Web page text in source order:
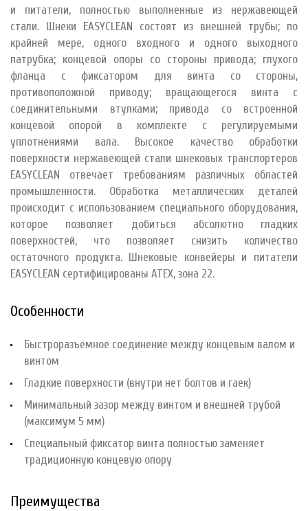
и питатели, полностью выполненные из нержавеющей
стали. Шнеки EASYCLEAN состоят из внешней трубы; по
крайней мере, одного входного и одного выходного
патрубка; концевой опоры со стороны привода; глухого
фланца с фиксатором для винта со стороны,
противоположной приводу; вращающегося винта с
соединительными втулками; привода со встроенной
концевой опорой в комплекте с регулируемыми
уплотнениями вала. Высокое качество обработки
поверхности нержавеющей стали шнековых транспортеров
EASYCLEAN отвечает требованиям различных областей
промышленности. Обработка металлических деталей
происходит с использованием специального оборудования,
которое позволяет добиться абсолютно гладких
поверхностей, что позволяет снизить количество
остаточного продукта. Шнековые конвейеры и питатели
EASYCLEAN сертифицированы АТЕХ, зона 22.
Особенности
Быстроразъемное соединение между концевым валом и
винтом
Гладкие поверхности (внутри нет болтов и гаек)
Минимальный зазор между винтом и внешней трубой
(максимум 5 мм)
Специальный фиксатор винта полностью заменяет
традиционную концевую опору
Преимущества